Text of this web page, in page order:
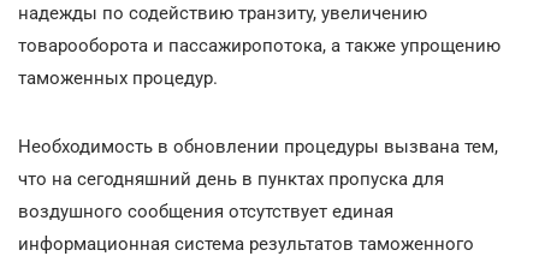
надежды по содействию транзиту, увеличению
товарооборота и пассажиропотока, а также упрощению
таможенных процедур.
Необходимость в обновлении процедуры вызвана тем,
что на сегодняшний день в пунктах пропуска для
воздушного сообщения отсутствует единая
информационная система результатов таможенного